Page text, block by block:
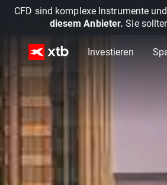
CFD sind komplexe Instrumente
diesem Anbieter. Sie
Investieren